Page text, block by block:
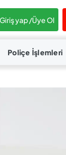
Giriş yap /Üye Ol
Poliçe İşlemleri